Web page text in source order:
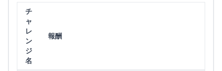
チ
ャ
レ
ン
ジ
名
報酬